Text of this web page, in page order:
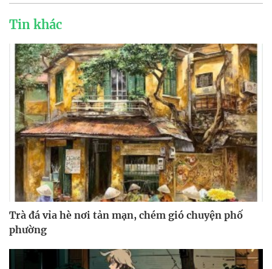
Tin khác
Trà đá vỉa hè nơi tản mạn, chém gió chuyện phố
phường